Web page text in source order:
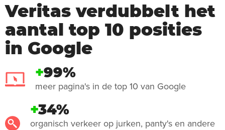
Veritas verdubbelt het
aantal top 10 posities
in Google
+99%
meer pagina's in de top 10 van Google
+34%
organisch verkeer op jurken, panty's en andere